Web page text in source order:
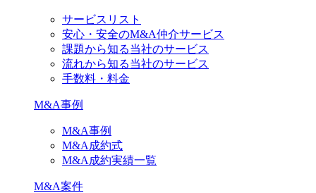
サービスリスト
安心・安全のM&A仲介サービス
課題から知る当社のサービス
流れから知る当社のサービス
手数料・料金
M&A事例
M&A事例
M&A成約式
M&A成約実績一覧
M&A案件